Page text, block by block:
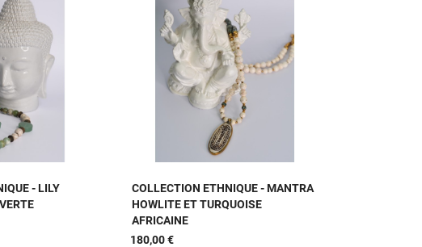
RAPIDE- LILY
APERÇU RAPIDE
COLLECTION ETHNIQUE - MANTRA
HOWLITE ET TURQUOISE
AFRICAINE
180,00 €